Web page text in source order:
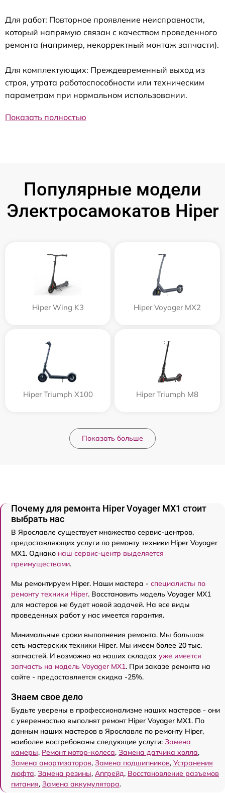
Для работ: Повторное проявление неисправности,
который напрямую связан с качеством проведенного
ремонта (например, некорректный монтаж запчасти).
Для комплектующих: Преждевременный выход из
строя, утрата работоспособности или техническим
параметрам при нормальном использовании.
Показать полностью
Популярные модели
Электросамокатов Hiper
Hiper Wing K3 Hiper Voyager MX2
Hiper Triumph X100 Hiper Triumph M8
Показать больше
Почему для ремонта Hiper Voyager MX1 стоит
выбрать нас
В Ярославле существует множество сервис-центров,
предоставляющих услуги по ремонту техники Hiper Voyager
MX1. Однако наш сервис-центр выделяется
преимуществами.
Мы ремонтируем Hiper. Наши мастера - специалисты по
ремонту техники Hiper. Восстановить модель Voyager MX1
для мастеров не будет новой задачей. На все виды
проведенных работ у нас имеется гарантия.
Минимальные сроки выполнения ремонта. Мы большая
сеть мастерских техники Hiper. Мы имеем более 20 тыс.
запчастей. И возможно на наших складах уже имеется
запчасть на модель Voyager MX1. При заказе ремонта на
сайте - предоставляется скидка -25%.
Знаем свое дело
Будьте уверены в профессионализме наших мастеров - они
с уверенностью выполнят ремонт Hiper Voyager MX1. По
данным наших мастеров в Ярославле по ремонту Hiper,
наиболее востребованы следующие услуги: Замена
камеры, Ремонт мотор-колеса, Замена датчика холла,
Замена амортизаторов, Замена подшипников, Устранения
люфта, Замена резины, Апгрейд, Восстановление разъемов
питания, Замена аккумулятора.